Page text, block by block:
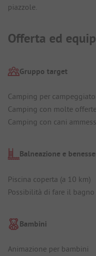
piazzole.
Offerta ed
Gruppo target
Camping per
Camping con molte
Camping con cani
Balneazione e
Piscina coperta (a 10 km)
Possibilità di fare il bagno
Bambini
Animazione per bambini